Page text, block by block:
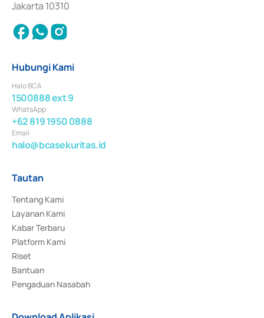
Jakarta 10310
Hubungi Kami
Halo BCA
1500888 ext 9
WhatsApp
+62 819 1950 0888
Email
halo@bcasekuritas.id
Tautan
Tentang Kami
Layanan Kami
Kabar Terbaru
Platform Kami
Riset
Bantuan
Pengaduan Nasabah